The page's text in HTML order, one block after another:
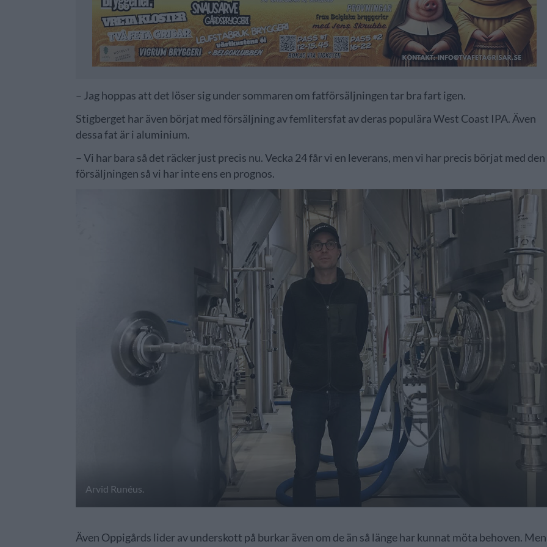
– Jag hoppas att det löser sig under sommaren om fatförsäljningen tar bra fart igen.
Stigberget har även börjat med försäljning av femlitersfat av deras populära West Coast IPA. Även
dessa fat är i aluminium.
– Vi har bara så det räcker just precis nu. Vecka 24 får vi en leverans, men vi har precis börjat med den
försäljningen så vi har inte ens en prognos.
Arvid Runéus.
Även Oppigårds lider av underskott på burkar även om de än så länge har kunnat möta behoven. Men